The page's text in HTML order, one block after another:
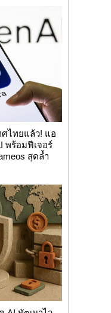
ศไทยแล้ว! แอ
พร้อมฟีเจอร์
สุดล้ำ